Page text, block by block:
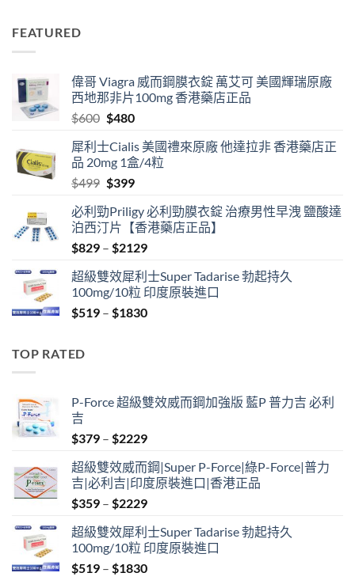
FEATURED
偉哥 Viagra 威而鋼膜衣錠 萬艾可 美國輝瑞原廠
西地那非片100mg 香港藥店正品
$600 Original
was:
$600.
$480Current
is:
$480.
犀利士Cialis 美國禮來原廠 他達拉非 香港藥店正
品 20mg 1盒/4粒
$499 Original
was:
$499.
$399Current
is:
$399.
必利勁Priligy 必利勁膜衣錠 治療男性早洩 鹽酸達
泊西汀片【香港藥店正品】
$829 – $2129Price
$829
through
$2129
超級雙效犀利士Super Tadarise 勃起持久
100mg/10粒 印度原裝進口
$519 – $1830Price
TOP RATED
P-Force 超級雙效威而鋼加強版 藍P 普力吉 必利
吉
$379 – $2229Price
$379
through
$2229
超級雙效威而鋼|Super P-Force|綠P-Force|普力
吉|必利吉|印度原裝進口|香港正品
$359 – $2229Price
$359
through
$2229
超級雙效犀利士Super Tadarise 勃起持久
100mg/10粒 印度原裝進口
$519 – $1830Price